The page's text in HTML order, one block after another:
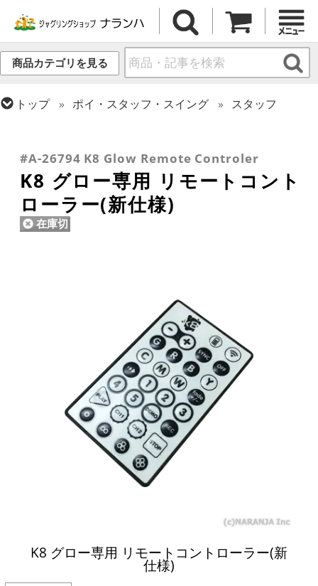
商品カテゴリを見る
トップ ポイ・スタッフ・スイング
スタッフ
#A-26794 K8 Glow Remote Controler
K8 グロー専用 リモートコント
ローラー(新仕様)
在庫切
K8 グロー専用 リモートコントローラー(新
仕様)